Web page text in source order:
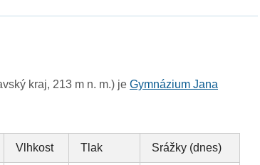
kraj, 213 m n. m.) jeGymnázium Jana
Vlhkost Tlak Srážky (dnes)